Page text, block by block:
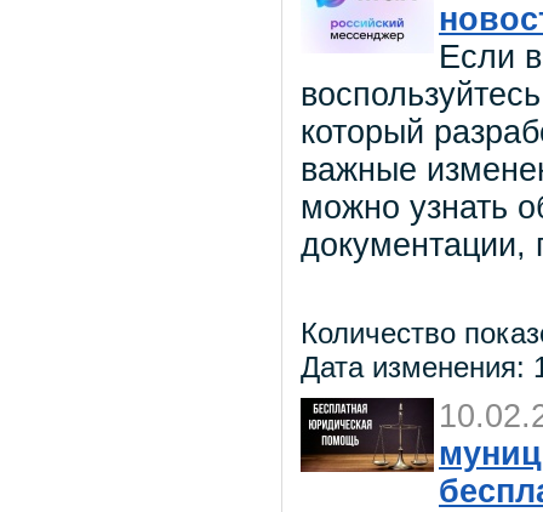
Если
который
важные
можно узнать
документации,
Количество
Дата изменения: